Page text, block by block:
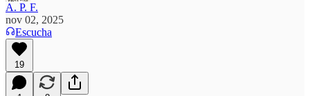
A. P. F.
nov 02, 2025
Escucha
19